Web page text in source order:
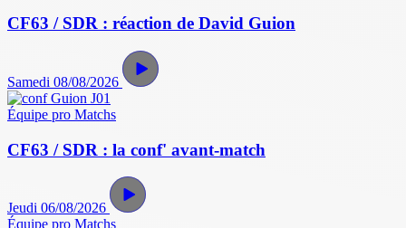
CF63 / SDR : réaction de David Guion
Samedi 08/08/2026
Équipe pro Matchs
CF63 / SDR : la conf' avant-match
Jeudi 06/08/2026
Équipe pro Matchs